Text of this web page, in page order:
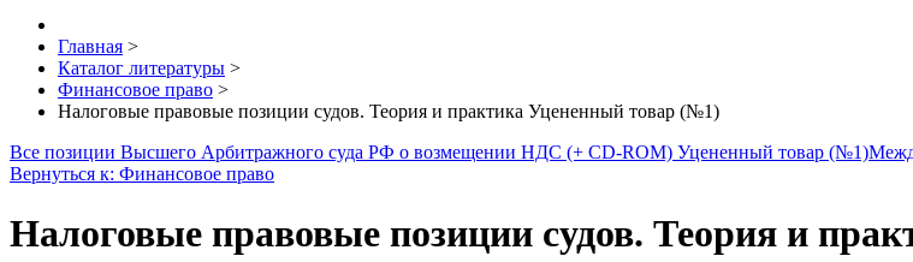
Главная >
Каталог литературы >
Финансовое право >
Налоговые правовые позиции судов. Теория и практика Уцененный товар (№1)
Все позиции Высшего Арбитражного суда РФ о возмещении НДС (+ CD-ROM) Уцененный товар (№1)
Вернуться к: Финансовое право
Налоговые правовые позиции судов. Теория и